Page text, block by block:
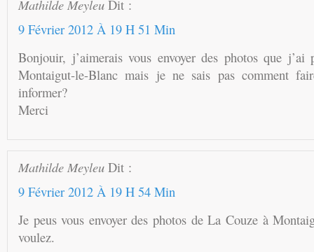
Mathilde Meyleu Dit :
9 Février 2012 À 19 H 51 Min
Bonjouir, j’aimerais vous envoyer des photos que
Montaigut-le-Blanc mais je ne sais pas comment
informer?
Merci
Mathilde Meyleu Dit :
9 Février 2012 À 19 H 54 Min
Je peus vous envoyer des photos de La Couze à
voulez.